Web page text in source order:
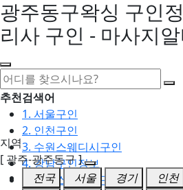
광주동구왁싱 구인
리사 구인 - 마사지
추천검색어
1. 서울구인
2. 인천구인
3. 수원스웨디시구인
4. 강남구인정보
5. 동탄스웨디시구인
지역
[ 광주-광주동구 ]
전국
서울 경기 인천